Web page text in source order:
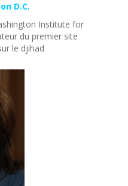
D.C.
Institute for
du premier site
le djihad